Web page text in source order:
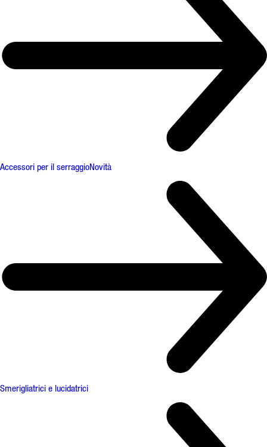
Accessori per il serraggioNovità
Smerigliatrici e lucidatrici